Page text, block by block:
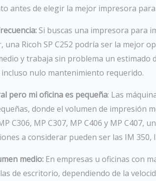
antes de elegir la mejor impresora
Si buscas una impresora para
Ricoh SP C252 podría ser la mejor
y trabaja sin problema un estimado
nulo mantenimiento requerido.
pero mi oficina es pequeña: Las
donde el volumen de impresión
C306, MP C307, MP C406 y MP C407,
a considerar pueden ser las IM 350,
medio:En empresas u oficinas con
de escritorio, dependiendo de la